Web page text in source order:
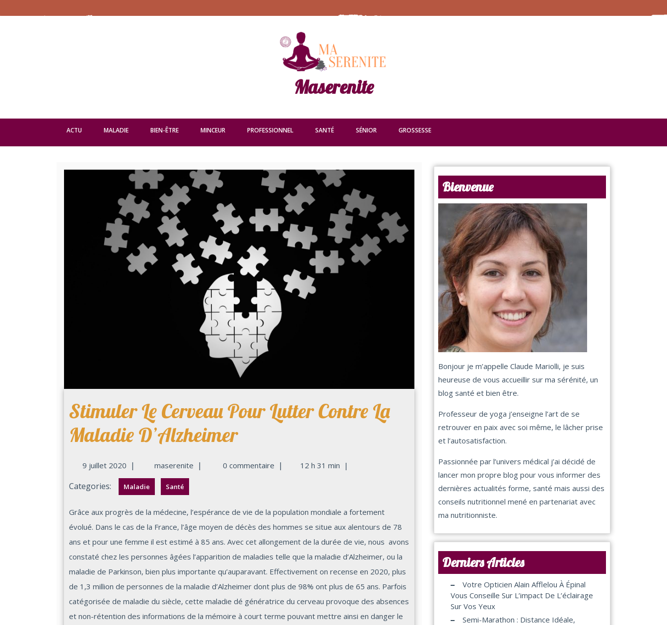
Maserenite
ACTU MALADIE BIEN-ÊTRE MINCEUR PROFESSIONNEL SANTÉ SÉNIOR GROSSESSE
Stimuler Le Cerveau Pour Lutter Contre La
Maladie D’Alzheimer
9 juillet 2020 | maserenite | 0 commentaire | 12 h 31 min |
Categories: Maladie Santé
Grâce aux progrès de la médecine, l’espérance de vie de la population mondiale a fortement
évolué. Dans le cas de la France, l’âge moyen de décès des hommes se situe aux alentours de 78
ans et pour une femme il est estimé à 85 ans. Avec cet allongement de la durée de vie, nous avons
constaté chez les personnes âgées l’apparition de maladies telle que la maladie d’Alzheimer, ou la
maladie de Parkinson, bien plus importante qu’auparavant. Effectivement on recense en 2020, plus
de 1,3 million de personnes de la maladie d’Alzheimer dont plus de 98% ont plus de 65 ans. Parfois
catégorisée de maladie du siècle, cette maladie dé génératrice du cerveau provoque des absences
et non-rétention des informations de la mémoire à court terme pouvant mettre ainsi en danger le
Bienvenue
Bonjour je m’appelle Claude Mariolli, je suis
heureuse de vous accueillir sur ma sérénité, un
blog santé et bien être.
Professeur de yoga j’enseigne l’art de se
retrouver en paix avec soi même, le lâcher prise
et l’autosatisfaction.
Passionnée par l’univers médical j’ai décidé de
lancer mon propre blog pour vous informer des
dernières actualités forme, santé mais aussi des
conseils nutritionnel mené en partenariat avec
ma nutritionniste.
Derniers Articles
Votre Opticien Alain Afflelou À Épinal
Vous Conseille Sur L’impact De L’éclairage
Sur Vos Yeux
Semi-Marathon : Distance Idéale,